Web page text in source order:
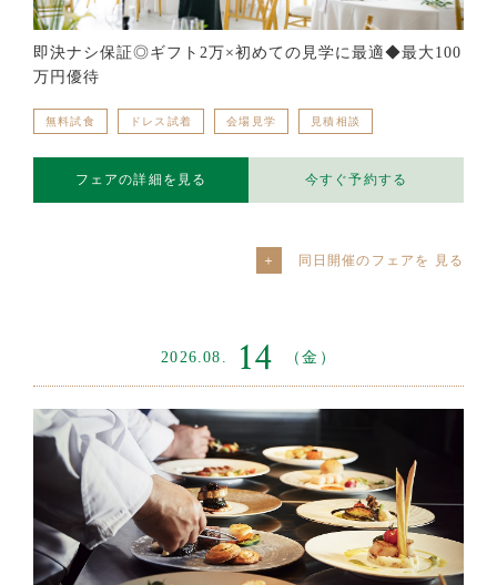
即決ナシ保証◎ギフト2万×初めての見学に最適◆最大100
万円優待
無料試食 ドレス試着 会場見学 見積相談
フェアの詳細を見る 今すぐ予約する
同日開催のフェアを
2026.08. 14 （金）